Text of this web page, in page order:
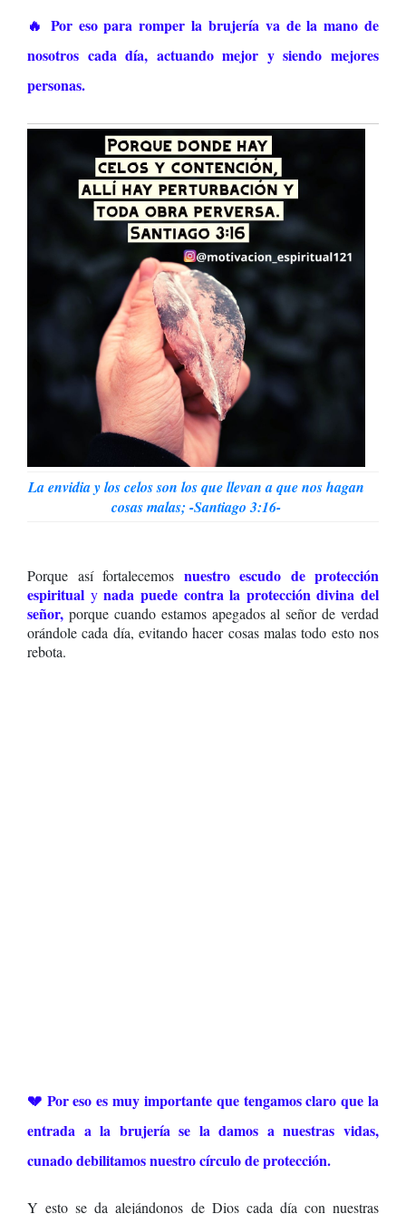
🔥 Por eso para romper la brujería va de la mano de
nosotros cada día, actuando mejor y siendo mejores
personas.
La envidia y los celos son los que llevan a que nos hagan
cosas malas; -Santiago 3:16-
Porque así fortalecemos nuestro escudo de protección
espiritual ynada puede contra la protección divina del
señor, porque cuando estamos apegados al señor de verdad
orándole cada día, evitando hacer cosas malas todo esto nos
rebota.
💔 Por eso es muy importante que tengamos claro que la
entrada a la brujería se la damos a nuestras vidas,
cunado debilitamos nuestro círculo de protección.
Y esto se da alejándonos de Dios cada día con nuestras